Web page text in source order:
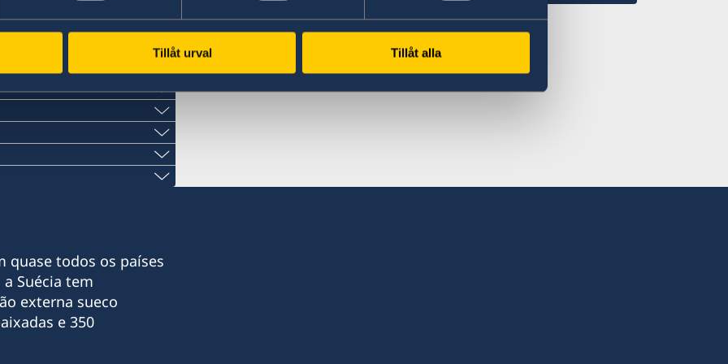
Tillåt urval Tillåt alla
através de e-mail.
abrange os
quase todos os países
Suécia tem
externa sueco
e 350